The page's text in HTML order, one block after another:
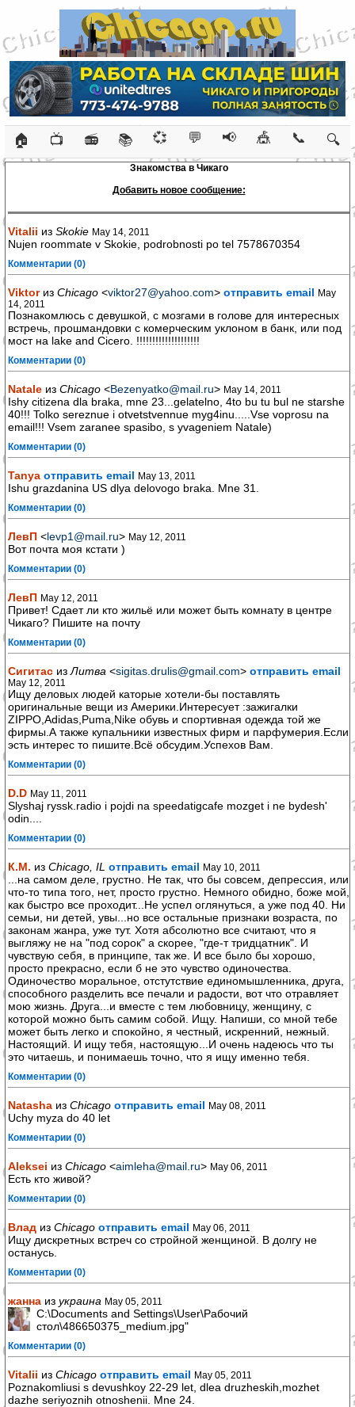
🏠 📺 📻 📚 💞 💬 📢 🎪 📞 🔍
Знакомства в Чикаго
Добавить новое сообщение:
Vitalii из Skokie May 14, 2011
Nujen roommate v Skokie, podrobnosti po tel 7578670354
Комментарии (0)
Viktorиз Chicago <viktor27@yahoo.com> отправить email May
14, 2011
Познакомлюсь с девушкой, с мозгами в голове для интересных
встречь, прошмандовки с комерческим уклоном в банк, или под
мост на lake and Cicero. !!!!!!!!!!!!!!!!!!!!
Комментарии (0)
Natale из Chicago <Bezenyatko@mail.ru> May 14, 2011
Ishy citizena dla braka, mne 23...gelatelno, 4to bu tu bul ne starshe
40!!! Tolko sereznue i otvetstvennue myg4inu.....Vse voprosu na
email!!! Vsem zaranee spasibo, s yvageniem Natale)
Комментарии (0)
Tanya отправить email May 13, 2011
Ishu grazdanina US dlya delovogo braka. Mne 31.
Комментарии (0)
ЛевП <levp1@mail.ru> May 12, 2011
Вот почта моя кстати )
Комментарии (0)
ЛевП May 12, 2011
Привет! Сдает ли кто жильё или может быть комнату в центре
Чикаго? Пишите на почту
Комментарии (0)
Сигитас из Литва <sigitas.drulis@gmail.com> отправить email
May 12, 2011
Ищу деловых людей каторые хотели-бы поставлять
оригинальные вещи из Америки.Интересует :зажигалки
ZIPPO,Adidas,Puma,Nike обувь и спортивная одежда той же
фирмы.А также купальники известных фирм и парфумерия.Если
эсть интерес то пишите.Всё обсудим.Успехов Вам.
Комментарии (0)
D.D May 11, 2011
Slyshaj ryssk.radio i pojdi na speedatigcafe mozget i ne bydesh'
odin....
Комментарии (0)
К.М. из Chicago, IL отправить email May 10, 2011
...на самом деле, грустно. Не так, что бы совсем, депрессия, или
что-то типа того, нет, просто грустно. Немного обидно, боже мой,
как быстро все проходит...Не успел оглянуться, а уже под 40. Ни
семьи, ни детей, увы...но все остальные признаки возраста, по
законам жанра, уже тут. Хотя абсолютно все считают, что я
выгляжу не на "под сорок" а скорее, "где-т тридцатник". И
чувствую себя, в принципе, так же. И все было бы хорошо,
просто прекрасно, если б не это чувство одиночества.
Одиночество моральное, отстутствие единомышленника, друга,
способного разделить все печали и радости, вот что отравляет
мою жизнь. Друга...и вместе с тем любовницу, женщину, с
которой можно быть самим собой. Ищу. Напиши, со мной тебе
может быть легко и спокойно, я честный, искренний, нежный.
Настоящий. И ищу тебя, настоящую...И очень надеюсь что ты
это читаешь, и понимаешь точно, что я ищу именно тебя.
Комментарии (0)
Natasha из Chicago отправить email May 08, 2011
Uchy myza do 40 let
Комментарии (0)
Aleksei из Chicago <aimleha@mail.ru> May 06, 2011
Есть кто живой?
Комментарии (0)
Влад из Chicago отправить email May 06, 2011
Ищу дискретных встреч со стройной женщиной. В долгу не
останусь.
Комментарии (0)
жанна из украина May 05, 2011
C:\Documents and Settings\User\Рабочий
стол\486650375_medium.jpg"
Комментарии (0)
Vitalii из Chicago отправить email May 05, 2011
Poznakomliusi s devushkoy 22-29 let, dlea druzheskih,mozhet
dazhe seriyoznih otnoshenii. Mne 24.